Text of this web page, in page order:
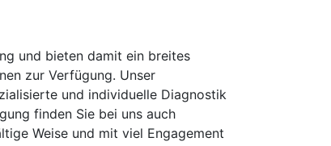
und bieten damit ein breites
zur Verfügung. Unser
und individuelle Diagnostik
finden Sie bei uns auch
Weise und mit viel Engagement